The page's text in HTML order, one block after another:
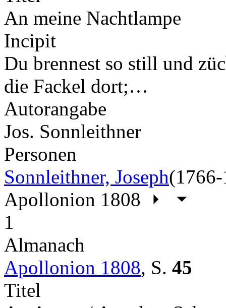
An meine Nachtlampe
Incipit
Du brennest so still und
die Fackel dort;…
Autorangabe
Jos. Sonnleithner
Personen
Sonnleithner, Joseph
Apollonion 1808
1
Almanach
Apollonion 1808, S. 45
Titel